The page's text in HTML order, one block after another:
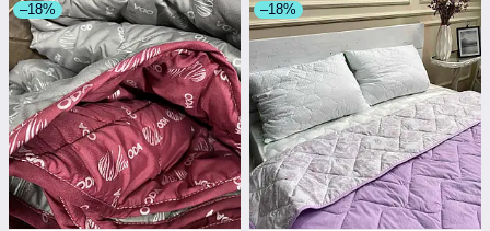
–18% –18%